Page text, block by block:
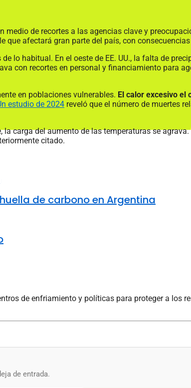
medio de recortes a las agencias clave y
afectará gran parte del país, con
de lo habitual. En el oeste de EE. UU., la falta de
con recortes en personal y financiamiento para
en poblaciones vulnerables. El calor excesivo el
estudio de 2024 reveló que el número de muertes
carga del aumento de las temperaturas se
citado.
de carbono en Argentina
de enfriamiento y políticas para proteger a los
de entrada.